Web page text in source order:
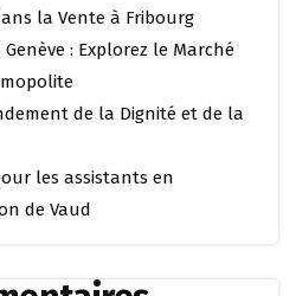
la Vente à Fribourg
: Explorez le Marché
de la Dignité et de la
les assistants en
de Vaud